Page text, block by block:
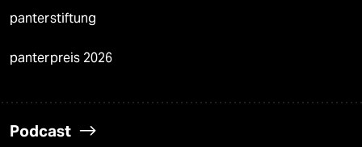
panterstiftung
panterpreis 2026
Podcast